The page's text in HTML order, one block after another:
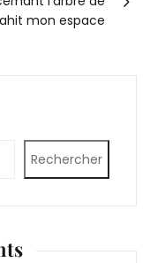
mon espace
Rechercher